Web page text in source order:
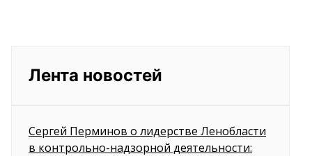
Лента новостей
Сергей Перминов о лидерстве Ленобласти
в контрольно-надзорной деятельности: